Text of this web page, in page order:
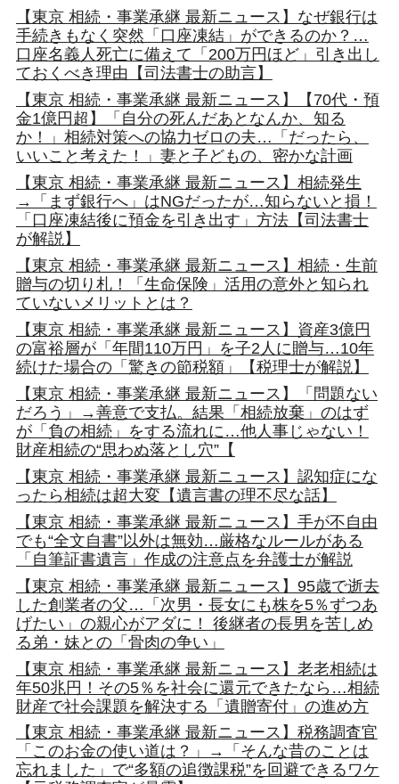
【東京 相続・事業承継 最新ニュース】なぜ銀行は
手続きもなく突然「口座凍結」ができるのか？…
口座名義人死亡に備えて「200万円ほど」引き出し
ておくべき理由【司法書士の助言】
【東京 相続・事業承継 最新ニュース】【70代・預
金1億円超】「自分の死んだあとなんか、知る
か！」相続対策への協力ゼロの夫…「だったら、
いいこと考えた！」妻と子どもの、密かな計画
【東京 相続・事業承継 最新ニュース】相続発生
→「まず銀行へ」はNGだったが…知らないと損！
「口座凍結後に預金を引き出す」方法【司法書士
が解説】
【東京 相続・事業承継 最新ニュース】相続・生前
贈与の切り札！「生命保険」活用の意外と知られ
ていないメリットとは？
【東京 相続・事業承継 最新ニュース】資産3億円
の富裕層が「年間110万円」を子2人に贈与…10年
続けた場合の「驚きの節税額」【税理士が解説】
【東京 相続・事業承継 最新ニュース】「問題ない
だろう」→善意で支払。結果「相続放棄」のはず
が「負の相続」をする流れに…他人事じゃない！
財産相続の“思わぬ落とし穴”【
【東京 相続・事業承継 最新ニュース】認知症にな
ったら相続は超大変【遺言書の理不尽な話】
【東京 相続・事業承継 最新ニュース】手が不自由
でも“全文自書”以外は無効…厳格なルールがある
「自筆証書遺言」作成の注意点を弁護士が解説
【東京 相続・事業承継 最新ニュース】95歳で逝去
した創業者の父…「次男・長女にも株を5％ずつあ
げたい」の親心がアダに！ 後継者の長男を苦しめ
る弟・妹との「骨肉の争い」
【東京 相続・事業承継 最新ニュース】老老相続は
年50兆円！その5％を社会に還元できたなら…相続
財産で社会課題を解決する「遺贈寄付」の進め方
【東京 相続・事業承継 最新ニュース】税務調査官
「このお金の使い道は？」→「そんな昔のことは
忘れました」で“多額の追徴課税”を回避できるワケ